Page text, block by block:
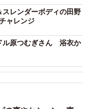
スレンダーボディの田野
ャレンジ
ル原つむぎさん 浴衣か